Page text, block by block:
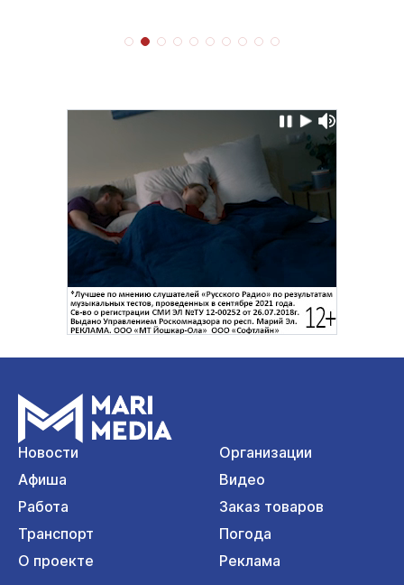
Новости
Организации
Афиша
Видео
Работа
Заказ товаров
Транспорт
Погода
О проекте
Реклама